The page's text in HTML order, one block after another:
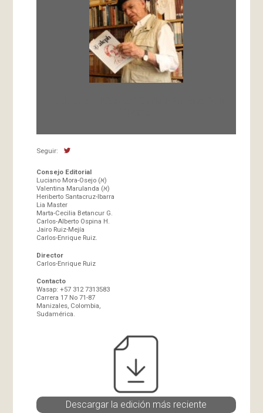
Seguir:
Consejo Editorial
Luciano Mora-Osejo (א)
Valentina Marulanda (א)
Heriberto Santacruz-Ibarra
Lia Master
Marta-Cecilia Betancur G.
Carlos-Alberto Ospina H.
Jairo Ruiz-Mejía
Carlos-Enrique Ruiz.
Director
Carlos-Enrique Ruiz
Contacto
Wasap: +57 312 7313583
Carrera 17 No 71-87
Manizales, Colombia,
Sudamérica.
Descargar la edición más reciente